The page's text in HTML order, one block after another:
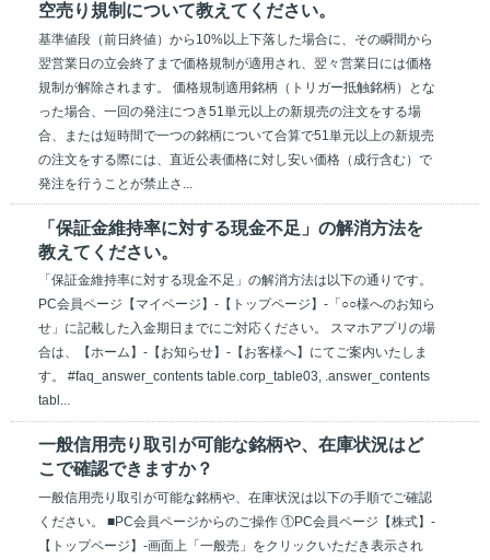
空売り規制について教えてください。
基準値段（前日終値）から10%以上下落した場合に、その瞬間から
翌営業日の立会終了まで価格規制が適用され、翌々営業日には価格
規制が解除されます。 価格規制適用銘柄（トリガー抵触銘柄）とな
った場合、一回の発注につき51単元以上の新規売の注文をする場
合、または短時間で一つの銘柄について合算で51単元以上の新規売
の注文をする際には、直近公表価格に対し安い価格（成行含む）で
発注を行うことが禁止さ...
「保証金維持率に対する現金不足」の解消方法を
教えてください。
「保証金維持率に対する現金不足」の解消方法は以下の通りです。
PC会員ページ【マイページ】-【トップページ】-「○○様へのお知ら
せ」に記載した入金期日までにご対応ください。 スマホアプリの場
合は、【ホーム】-【お知らせ】-【お客様へ】にてご案内いたしま
す。 #faq_answer_contents table.corp_table03, .answer_contents
tabl...
一般信用売り取引が可能な銘柄や、在庫状況はど
こで確認できますか？
一般信用売り取引が可能な銘柄や、在庫状況は以下の手順でご確認
ください。 ■PC会員ページからのご操作 ①PC会員ページ【株式】-
【トップページ】-画面上「一般売」をクリックいただき表示され